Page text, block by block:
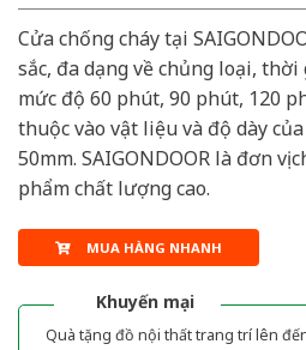
Cửa chống cháy tại
sắc, đa dạng về chủng loại, thời
mức độ 60 phút, 90 phút, 120
thuộc vào vật liệu và độ dày
50mm. SAIGONDOOR là đơn vị
phẩm chất lượng cao.
MUA HÀNG NHANH
Khuyến mại
Quà tặng đồ nội thất trang trí lên